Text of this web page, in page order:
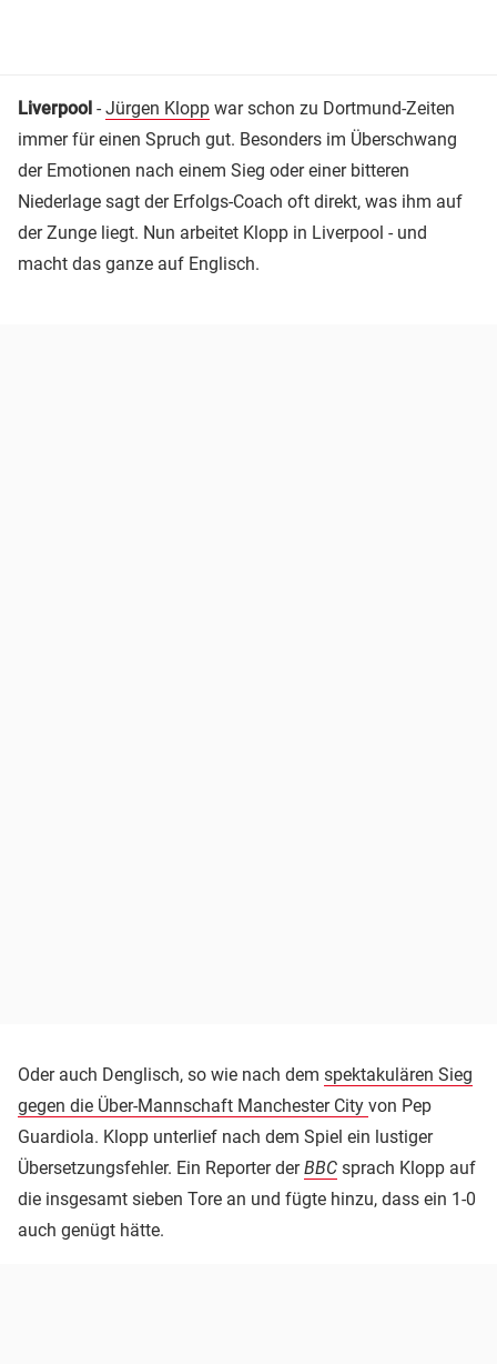
Liverpool - Jürgen Klopp war schon zu Dortmund-Zeiten
immer für einen Spruch gut. Besonders im Überschwang
der Emotionen nach einem Sieg oder einer bitteren
Niederlage sagt der Erfolgs-Coach oft direkt, was ihm auf
der Zunge liegt. Nun arbeitet Klopp in Liverpool - und
macht das ganze auf Englisch.
Oder auch Denglisch, so wie nach dem spektakulären Sieg
gegen die Über-Mannschaft Manchester City von Pep
Guardiola. Klopp unterlief nach dem Spiel ein lustiger
Übersetzungsfehler. Ein Reporter derBBC sprach Klopp auf
die insgesamt sieben Tore an und fügte hinzu, dass ein 1-0
auch genügt hätte.